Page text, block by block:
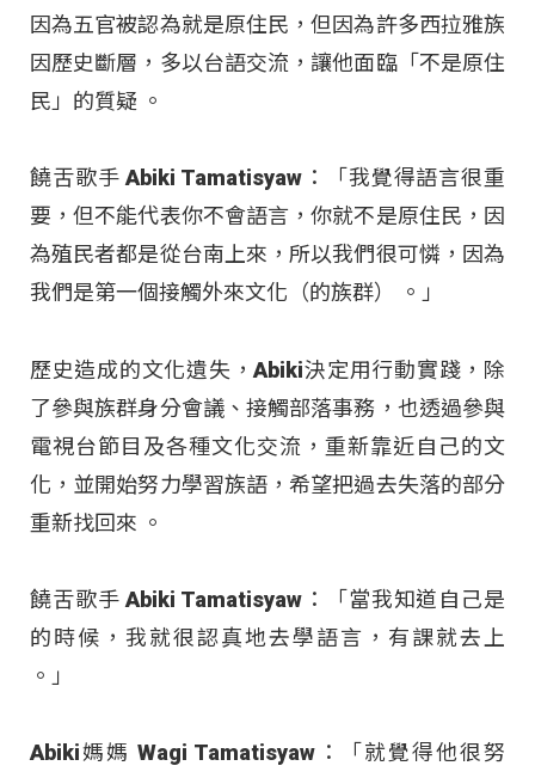
因為五官被認為就是原住民，但因為許多西拉雅族
因歷史斷層，多以台語交流，讓他面臨「不是原住
民」的質疑 。
饒舌歌手 Abiki Tamatisyaw：「我覺得語言很重
要，但不能代表你不會語言，你就不是原住民，因
為殖民者都是從台南上來，所以我們很可憐，因為
我們是第一個接觸外來文化（的族群） 。」
歷史造成的文化遺失，Abiki決定用行動實踐，除
了參與族群身分會議、接觸部落事務，也透過參與
電視台節目及各種文化交流，重新靠近自己的文
化，並開始努力學習族語，希望把過去失落的部分
重新找回來 。
饒舌歌手 Abiki Tamatisyaw：「當我知道自己是
的時候，我就很認真地去學語言，有課就去上
。」
Abiki媽媽 Wagi Tamatisyaw：「就覺得他很努